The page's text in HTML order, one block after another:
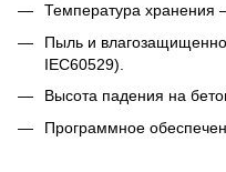
Температура хранения
Пыль и
IEC60529).
Высота падения на
Программное